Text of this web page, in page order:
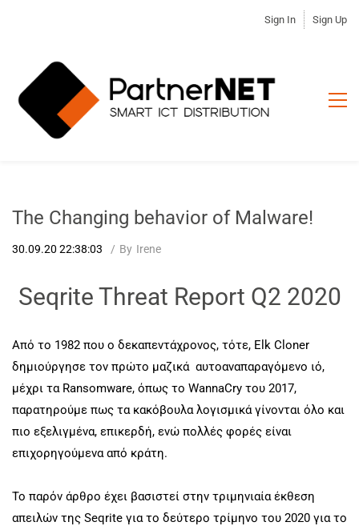
Sign In Sign Up
The Changing behavior of Malware!
30.09.20 22:38:03 By Irene
Seqrite Threat Report Q2 2020
Από το 1982 που ο δεκαπεντάχρονος, τότε, Elk Cloner
δημιούργησε τον πρώτο μαζικά αυτοαναπαραγόμενο ιό,
μέχρι τα Ransomware, όπως το WannaCry του 2017,
παρατηρούμε πως τα κακόβουλα λογισμικά γίνονται όλο και
πιο εξελιγμένα, επικερδή, ενώ πολλές φορές είναι
επιχορηγούμενα από κράτη.
Το παρόν άρθρο έχει βασιστεί στην τριμηνιαία έκθεση
απειλών της Seqrite για το δεύτερο τρίμηνο του 2020 για το